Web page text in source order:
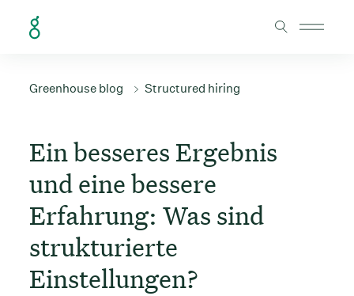
Greenhouse blog Structured hiring
Ein besseres Ergebnis
und eine bessere
Erfahrung: Was sind
strukturierte
Einstellungen?